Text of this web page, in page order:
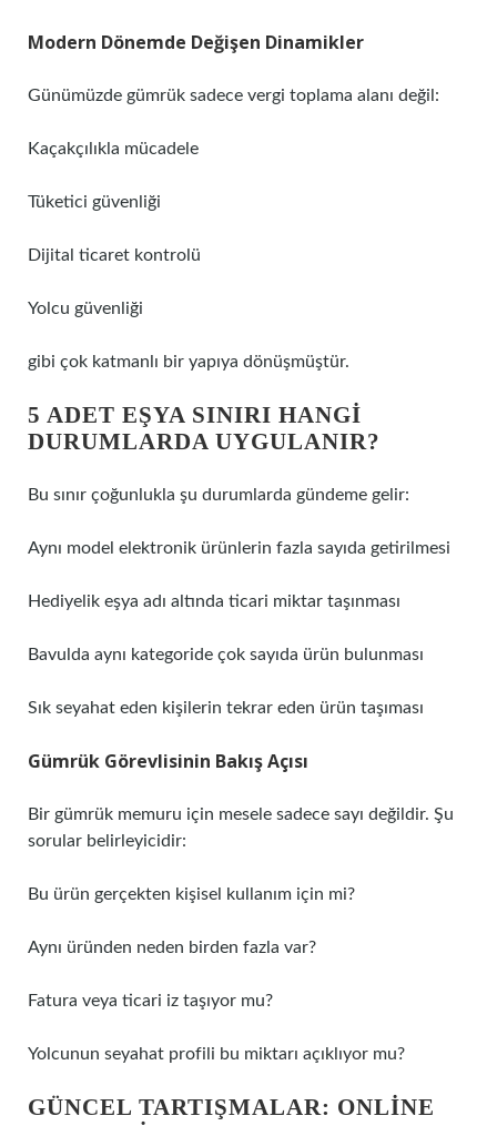
Modern Dönemde Değişen Dinamikler
Günümüzde gümrük sadece vergi toplama alanı değil:
Kaçakçılıkla mücadele
Tüketici güvenliği
Dijital ticaret kontrolü
Yolcu güvenliği
gibi çok katmanlı bir yapıya dönüşmüştür.
5 ADET EŞYA SINIRI HANGI
DURUMLARDA UYGULANIR?
Bu sınır çoğunlukla şu durumlarda gündeme gelir:
Aynı model elektronik ürünlerin fazla sayıda getirilmesi
Hediyelik eşya adı altında ticari miktar taşınması
Bavulda aynı kategoride çok sayıda ürün bulunması
Sık seyahat eden kişilerin tekrar eden ürün taşıması
Gümrük Görevlisinin Bakış Açısı
Bir gümrük memuru için mesele sadece sayı değildir. Şu
sorular belirleyicidir:
Bu ürün gerçekten kişisel kullanım için mi?
Aynı üründen neden birden fazla var?
Fatura veya ticari iz taşıyor mu?
Yolcunun seyahat profili bu miktarı açıklıyor mu?
GÜNCEL TARTIŞMALAR: ONLINE